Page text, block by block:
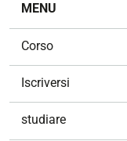
MENU
Corso
Iscriversi
studiare